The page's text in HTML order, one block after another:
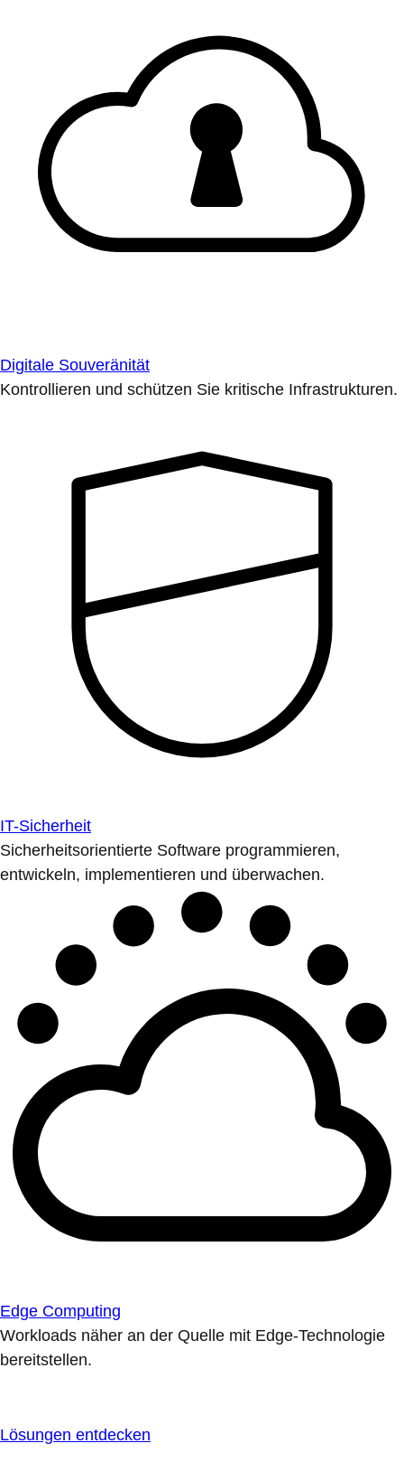
Digitale Souveränität
Kontrollieren und schützen Sie kritische Infrastrukturen.
IT-Sicherheit
Sicherheitsorientierte Software programmieren,
entwickeln, implementieren und überwachen.
Edge Computing
Workloads näher an der Quelle mit Edge-Technologie
bereitstellen.
Lösungen entdecken